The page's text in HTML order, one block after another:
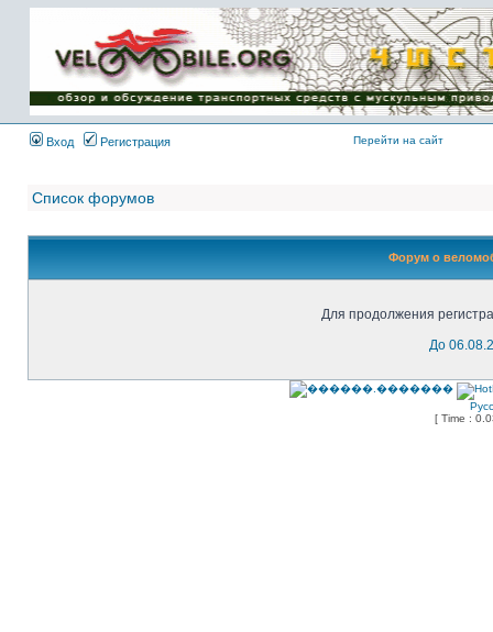
Имя пользователя:
Пароль:
{ LOG_ME_IN_SHORT
}
Вход
Регистрация Перейти на сайт
Список форумов
Форум о
Для продолжения
До
[ Time :